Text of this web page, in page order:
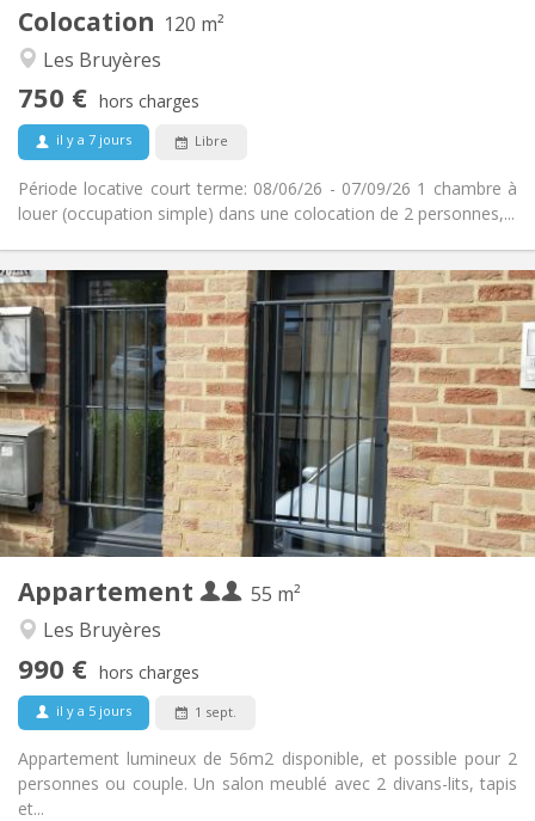
Colocation 120 m²
Les Bruyères
750 € hors charges
il y a 7 jours Libre
Période locative court terme: 08/06/26 - 07/09/26 1 chambre à
louer (occupation simple) dans une colocation de 2 personnes,...
Calme, studieuse, chaleureuse
Appartement
55 m²
Les Bruyères
990 € hors charges
il y a 5 jours 1 sept.
Appartement lumineux de 56m2 disponible, et possible pour 2
personnes ou couple. Un salon meublé avec 2 divans-lits, tapis
et...
Infos Pratiques
Loyer:
990 € (495 €/pers.)
Charges:
260 € (130 €/pers.)
Durée:
12 mois, 5-6 mois
Domiciliation:
Non
Aménagement
Salle de bain:
Privée
Cuisine:
Privée (pièce distincte)
Superficie:
55 m
2
Pièces privées:
4
Chaleureuse, calme, studieuse